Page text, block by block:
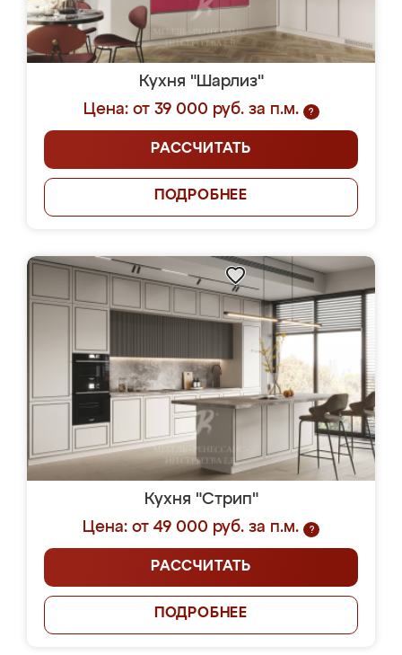
Кухня "Шарлиз"
Цена: от 39 000 руб. за п.м.
?
РАССЧИТАТЬ
ПОДРОБНЕЕ
Кухня "Стрип"
Цена: от 49 000 руб. за п.м.
?
РАССЧИТАТЬ
ПОДРОБНЕЕ